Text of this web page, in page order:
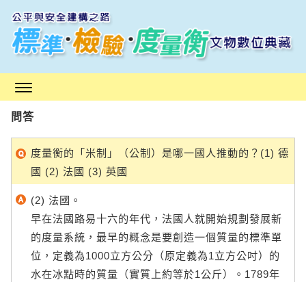
內
問答
度量衡的「米制」（公制）是哪一國人推動的？(1) 德
國 (2) 法國 (3) 英國
(2) 法國。
早在法國路易十六的年代，法國人就開始規劃發展新
的度量系統，最早的概念是要創造一個質量的標準單
位，定義為1000立方公分（原定義為1立方公吋）的
水在冰點時的質量（實質上約等於1公斤）。1789年